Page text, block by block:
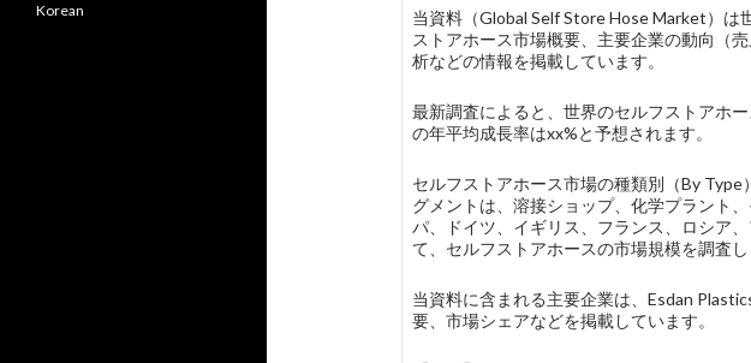
当資料（Global Self Store Hose Market）
ストアホース市場概要、主要企業の動向（
析などの情報を掲載しています。
最新調査によると、世界のセルフストアホ
の年平均成長率はxx%と予想されます。
セルフストアホース市場の種類別（By
グメントは、溶接ショップ、化学プラント
パ、ドイツ、イギリス、フランス、ロシア
て、セルフストアホースの市場規模を調査し
当資料に含まれる主要企業は、Esdan
要、市場シェアなどを掲載しています。
Korean